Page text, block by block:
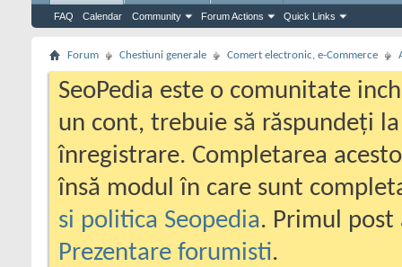
FAQ Calendar Community Forum Actions Quick Links
Forum Chestiuni generale Comert electronic, e-Commerce
SeoPedia este o comunitate
un cont, trebuie să răspundeți
înregistrare. Completarea
însă modul în care sunt
si politica Seopedia. Primul
Prezentare forumisti.